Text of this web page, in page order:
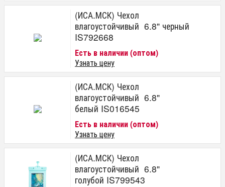
(ИСА.МСК) Чехол
влагоустойчивый 6.8" черный
IS792668
Есть в наличии (оптом)
Узнать цену
(ИСА.МСК) Чехол
влагоустойчивый 6.8"
белый IS016545
Есть в наличии (оптом)
Узнать цену
(ИСА.МСК) Чехол
влагоустойчивый 6.8"
голубой IS799543